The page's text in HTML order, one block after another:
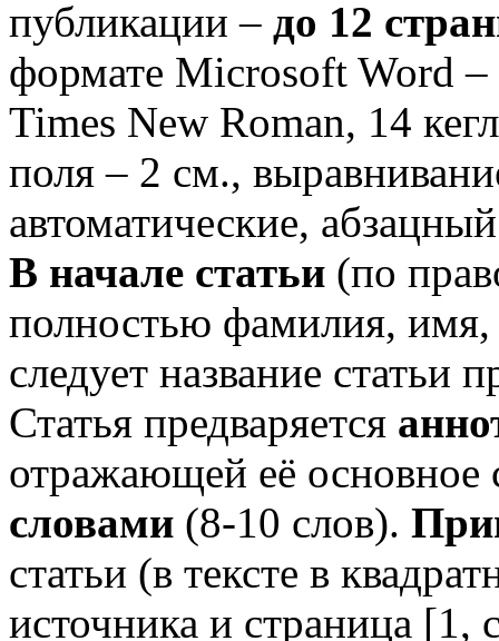
публикации – до 12
формате Microsoft Word
Times New Roman, 14
поля – 2 см.,
автоматические,
В начале статьи (по
полностью фамилия, имя,
следует название
Статья предваряется
отражающей её
словами (8-10 слов).
статьи (в тексте в
источника и страница [1,